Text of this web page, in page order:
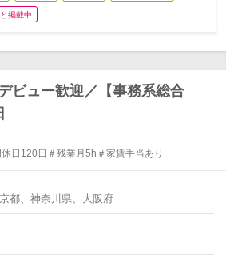
掲載中
ビュー歓迎／【事務系総合
日120日＃残業月5h＃家賃手当あり
都、神奈川県、大阪府